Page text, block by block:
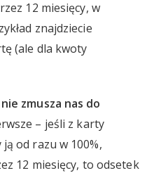
12 miesięcy, w
znajdziecie
(ale dla kwoty
zmusza nas do
– jeśli z karty
od razu w 100%,
12 miesięcy, to odsetek